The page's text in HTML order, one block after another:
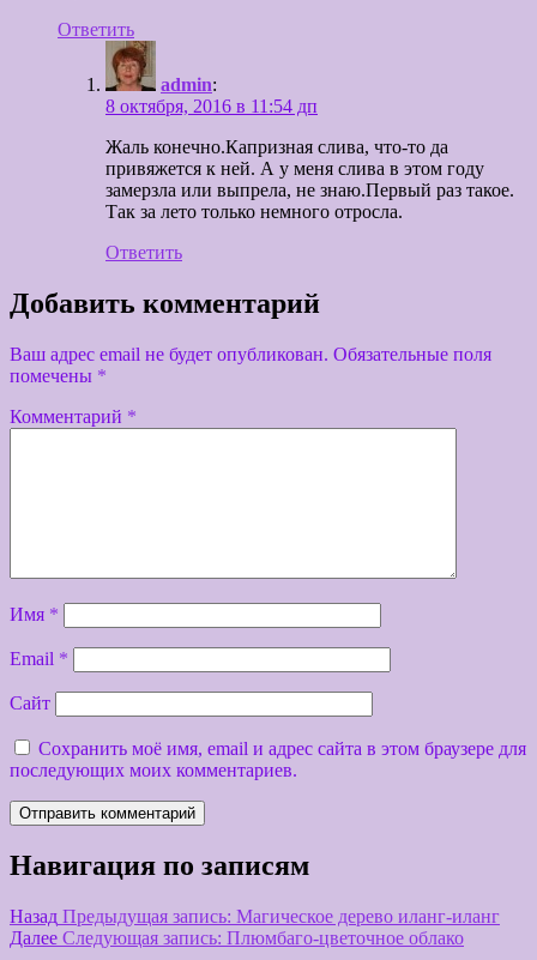
Ответить
admin:
8 октября, 2016 в 11:54 дп
Жаль конечно.Капризная слива, что-то да
привяжется к ней. А у меня слива в этом году
замерзла или выпрела, не знаю.Первый раз такое.
Так за лето только немного отросла.
Ответить
Добавить комментарий
Ваш адрес email не будет опубликован. Обязательные поля
помечены *
Комментарий *
Имя *
Email *
Сайт
Сохранить моё имя, email и адрес сайта в этом браузере для
последующих моих комментариев.
Навигация по записям
Назад Предыдущая запись: Магическое дерево иланг-иланг
Далее Следующая запись: Плюмбаго-цветочное облако